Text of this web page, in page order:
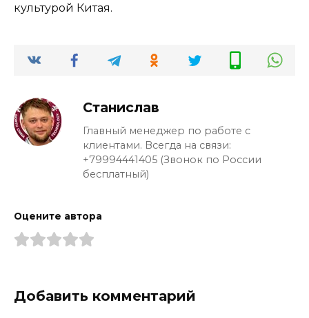
культурой Китая.
Станислав
Главный менеджер по работе с
клиентами. Всегда на связи:
+79994441405 (Звонок по России
бесплатный)
Оцените автора
Добавить комментарий